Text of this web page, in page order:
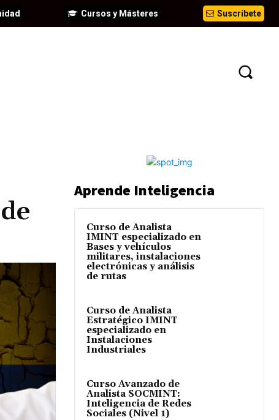
Suscríbete
Cursos y Másteres
Aprende Inteligencia
Curso de Analista
IMINT especializado en
Bases y vehículos
militares, instalaciones
electrónicas y análisis
de rutas
Curso de Analista
Estratégico IMINT
especializado en
Instalaciones
Industriales
Curso Avanzado de
Analista SOCMINT:
Inteligencia de Redes
Sociales (Nivel 1)